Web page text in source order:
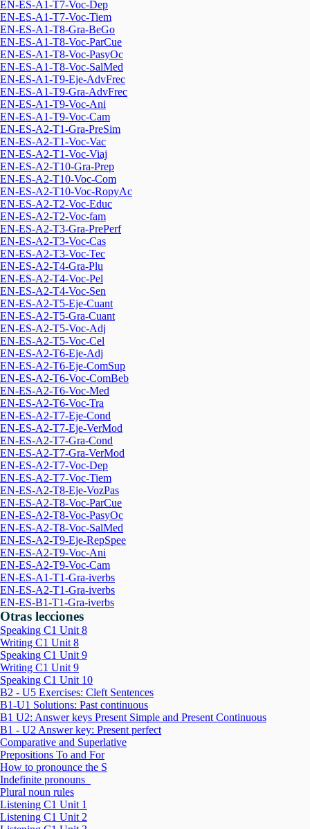
EN-ES-A1-T7-Voc-Dep
EN-ES-A1-T7-Voc-Tiem
EN-ES-A1-T8-Gra-BeGo
EN-ES-A1-T8-Voc-ParCue
EN-ES-A1-T8-Voc-PasyOc
EN-ES-A1-T8-Voc-SalMed
EN-ES-A1-T9-Eje-AdvFrec
EN-ES-A1-T9-Gra-AdvFrec
EN-ES-A1-T9-Voc-Ani
EN-ES-A1-T9-Voc-Cam
EN-ES-A2-T1-Gra-PreSim
EN-ES-A2-T1-Voc-Vac
EN-ES-A2-T1-Voc-Viaj
EN-ES-A2-T10-Gra-Prep
EN-ES-A2-T10-Voc-Com
EN-ES-A2-T10-Voc-RopyAc
EN-ES-A2-T2-Voc-Educ
EN-ES-A2-T2-Voc-fam
EN-ES-A2-T3-Gra-PrePerf
EN-ES-A2-T3-Voc-Cas
EN-ES-A2-T3-Voc-Tec
EN-ES-A2-T4-Gra-Plu
EN-ES-A2-T4-Voc-Pel
EN-ES-A2-T4-Voc-Sen
EN-ES-A2-T5-Eje-Cuant
EN-ES-A2-T5-Gra-Cuant
EN-ES-A2-T5-Voc-Adj
EN-ES-A2-T5-Voc-Cel
EN-ES-A2-T6-Eje-Adj
EN-ES-A2-T6-Eje-ComSup
EN-ES-A2-T6-Voc-ComBeb
EN-ES-A2-T6-Voc-Med
EN-ES-A2-T6-Voc-Tra
EN-ES-A2-T7-Eje-Cond
EN-ES-A2-T7-Eje-VerMod
EN-ES-A2-T7-Gra-Cond
EN-ES-A2-T7-Gra-VerMod
EN-ES-A2-T7-Voc-Dep
EN-ES-A2-T7-Voc-Tiem
EN-ES-A2-T8-Eje-VozPas
EN-ES-A2-T8-Voc-ParCue
EN-ES-A2-T8-Voc-PasyOc
EN-ES-A2-T8-Voc-SalMed
EN-ES-A2-T9-Eje-RepSpee
EN-ES-A2-T9-Voc-Ani
EN-ES-A2-T9-Voc-Cam
EN-ES-A1-T1-Gra-iverbs
EN-ES-A2-T1-Gra-iverbs
EN-ES-B1-T1-Gra-iverbs
Otras lecciones
Speaking C1 Unit 8
Writing C1 Unit 8
Speaking C1 Unit 9
Writing C1 Unit 9
Speaking C1 Unit 10
B2 - U5 Exercises: Cleft Sentences
B1-U1 Solutions: Past continuous
B1 U2: Answer keys Present Simple and Present Continuous
B1 - U2 Answer key: Present perfect
Comparative and Superlative
Prepositions To and For
How to pronounce the S
Indefinite pronouns
Plural noun rules
Listening C1 Unit 1
Listening C1 Unit 2